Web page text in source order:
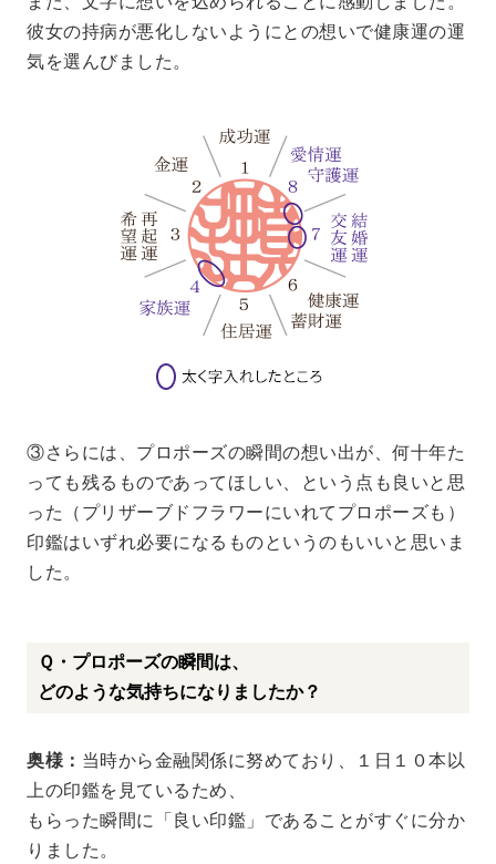
彼女の持病が悪化しないようにとの想いで健康運の運
気を選んびました。
③さらには、プロポーズの瞬間の想い出が、何十年た
っても残るものであってほしい、という点も良いと思
った（プリザーブドフラワーにいれてプロポーズも）
印鑑はいずれ必要になるものというのもいいと思いま
した。
Ｑ・プロポーズの瞬間は、
どのような気持ちになりましたか？
奥様： 当時から金融関係に努めており、１日１０本以
上の印鑑を見ているため、
もらった瞬間に「良い印鑑」であることがすぐに分か
りました。